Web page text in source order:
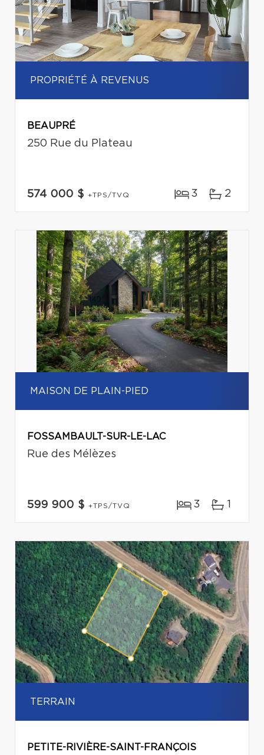
PROPRIÉTÉ À REVENUS
BEAUPRÉ
250 Rue du Plateau
574 000 $ +TPS/TVQ 3 2
MAISON DE PLAIN-PIED
FOSSAMBAULT-SUR-LE-LAC
Rue des Mélèzes
599 900 $ +TPS/TVQ 3 1
TERRAIN
PETITE-RIVIÈRE-SAINT-FRANÇOIS